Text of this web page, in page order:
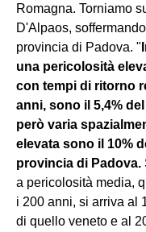
Romagna. Torniamo
D'Alpaos,
provincia di Padova. "
una pericolosità
con tempi di ritorno
anni, sono il 5,4%
però varia
elevata sono il 10%
provincia di Padova.
a pericolosità media,
i 200 anni, si arriva al
di quello veneto e al